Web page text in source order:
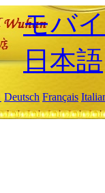
モバ
日本語
Deutsch Français